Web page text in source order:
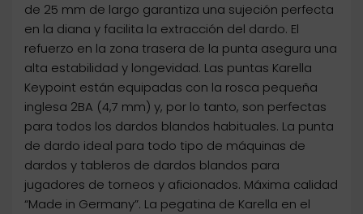
de 25 mm de largo garantiza una sujeción perfecta
en la diana y facilita la extracción del dardo. El
refuerzo en la zona trasera de la punta asegura una
alta estabilidad y longevidad. Las puntas Karella
Keypoint están equipadas con la rosca pequeña
inglesa 2BA (4,7 mm) y, por lo tanto, son perfectas
para todos los dardos blandos habituales. La punta
de dardo ideal para todo tipo de máquinas de
dardos y tableros de dardos blandos para
jugadores de torneos y aficionados. Máxima calidad
“Made in Germany”. La pegatina de Karella en el